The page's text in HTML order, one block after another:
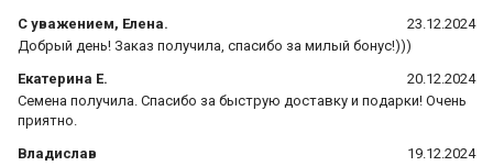
С уважением, Елена.
23.12.2024
Добрый день! Заказ получила, спасибо за милый бонус!)))
Екатерина Е.
20.12.2024
Семена получила. Спасибо за быструю доставку и подарки! Очень
приятно.
Владислав
19.12.2024